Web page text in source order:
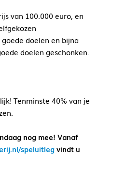
van 100.000 euro, en
doelen en bijna
doelen geschonken.
Tenminste 40% van je
nog mee! Vanaf
speluitlegvindt u